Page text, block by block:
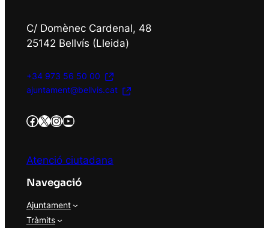
C/ Domènec Cardenal, 48
25142 Bellvís (Lleida)
+34 973 56 50 00
ajuntament@bellvis.cat
https://www.facebook.com/AjBellvisArcs/?locale=es_ES Twitter/X InstagramYouTube
Atenció ciutadana
Navegació
Ajuntament
Tràmits